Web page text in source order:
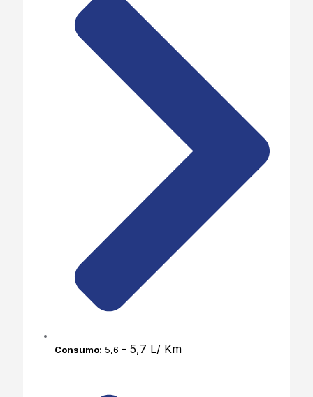
Consumo: 5,6 - 5,7 L/ Km